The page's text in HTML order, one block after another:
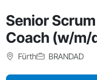
Senior
Coach (w/m/
Fürth BRANDAD